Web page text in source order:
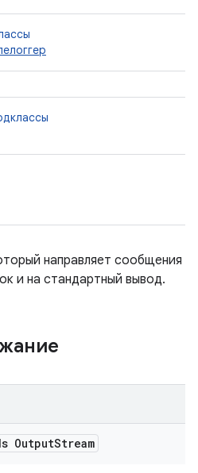
направляет сообщения
и на стандартный вывод.
OutputStream